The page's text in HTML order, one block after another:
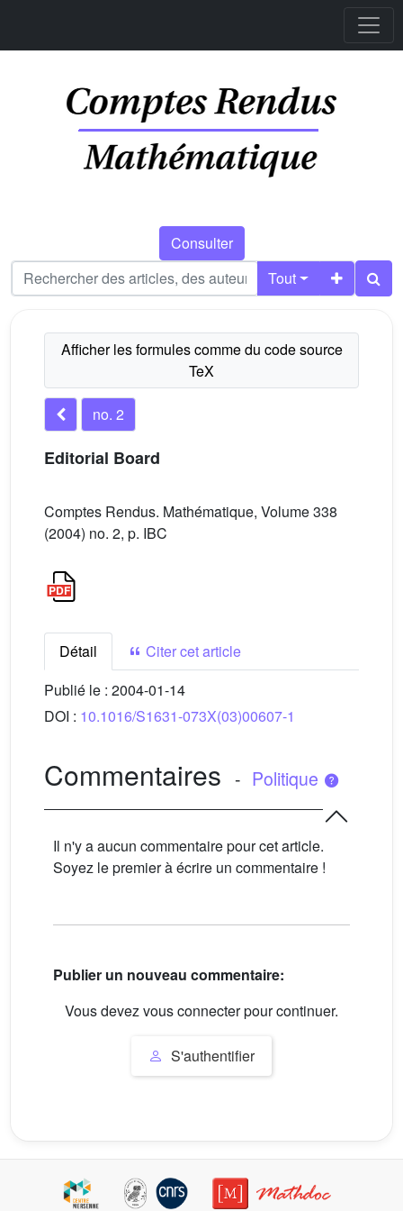
Consulter
Tout
no. 2
Editorial Board
Comptes Rendus. Mathématique, Volume 338
(2004) no. 2, p. IBC
Détail
Citer cet article
Publié le : 2004-01-14
DOI : 10.1016/S1631-073X(03)00607-1
Commentaires - Politique
Il n'y a aucun commentaire pour cet article.
Soyez le premier à écrire un commentaire !
Publier un nouveau commentaire:
Vous devez vous connecter pour continuer.
S'authentifier